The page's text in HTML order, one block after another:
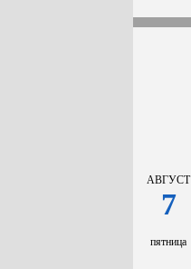
АВГУСТ
7
пятница